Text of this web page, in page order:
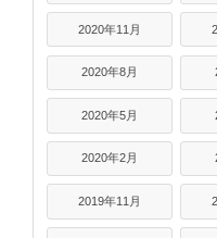
2020年11月
2020年8月
2020年5月
2020年2月
2019年11月